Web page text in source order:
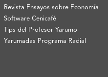
Revista Ensayos sobre Economía
Software Cenicafé
Tips del Profesor Yarumo
Yarumadas Programa Radial